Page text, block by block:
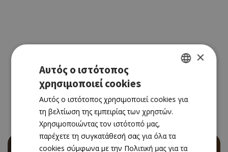
ENGLISH
×
Αυτός ο ιστότοπος
χρησιμοποιεί cookies
Αυτός ο ιστότοπος χρησιμοποιεί cookies για
τη βελτίωση της εμπειρίας των χρηστών.
Χρησιμοποιώντας τον ιστότοπό μας,
παρέχετε τη συγκατάθεσή σας για όλα τα
cookies σύμφωνα με την Πολιτική μας για τα